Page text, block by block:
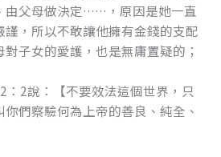
由父母做決定……，原因是她一直
，所以不敢讓他擁有金錢的支配
子女的愛護，也是無庸置疑的；
：2說：【不要效法這個世界，只
們察驗何為上帝的善良、純全、